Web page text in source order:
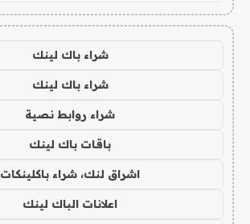
شراء باك لينك
شراء باك لينك
شراء روابط نصية
باقات باك لينك
اشراق لنك، شراء باكلينكات
اعلانات الباك لينك